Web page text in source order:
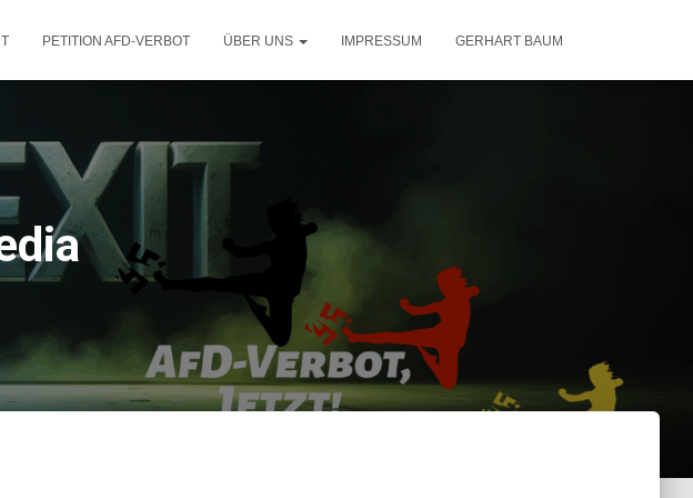
PETITION AFD-VERBOT ÜBER UNS IMPRESSUM GERHART BAUM